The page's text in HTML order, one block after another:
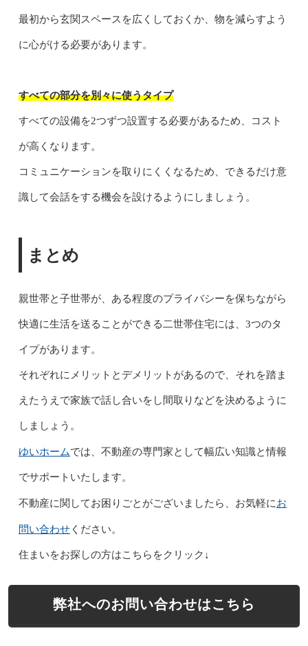
最初から玄関スペースを広くしておくか、物を減らすよう
に心がける必要があります。
すべての部分を別々に使うタイプ
すべての設備を2つずつ設置する必要があるため、コスト
が高くなります。
コミュニケーションを取りにくくなるため、できるだけ意
識して会話をする機会を設けるようにしましょう。
まとめ
親世帯と子世帯が、ある程度のプライバシーを保ちながら
快適に生活を送ることができる二世帯住宅には、3つのタ
イプがあります。
それぞれにメリットとデメリットがあるので、それを踏ま
えたうえで家族で話し合いをし間取りなどを決めるように
しましょう。
ゆいホームでは、不動産の専門家として幅広い知識と情報
でサポートいたします。
不動産に関してお困りごとがございましたら、お気軽にお
問い合わせください。
住まいをお探しの方はこちらをクリック↓
弊社へのお問い合わせはこちら